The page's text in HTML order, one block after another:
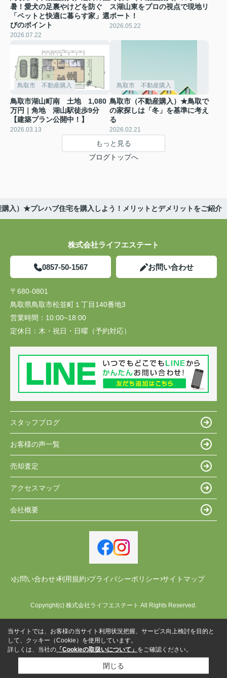
暑！愛犬の足裏やけどを防ぐ
「ペットと快適に暮らす家」選
びのポイント
2026.07.22
ス湖山東をプロの視点で現地リ
ポート！
2026.05.22
鳥取市 不動産購入
鳥取市湖山町南 土地 1,080
万円｜角地 湖山駅徒歩9分
【建築プラン公開中！】
2026.03.13
鳥取市 不動産購入
鳥取市（不動産購入）★鳥取で
の家探しは「冬」を基準に考え
る
2026.02.21
もっと見る
ブログトップへ
購入）★プレハブ住宅を購入しよう！メリットとデメリットをご紹介
株式会社ライフエステート
0857-50-1567 お問い合わせ
〒680-0801
鳥取県鳥取市松並町１丁目140番地3
営業時間： 10:00~18:00
定休日： 木・祝日・日曜（予約対応）
スタッフブログ
お客様の声一覧
売却査定
アクセスマップ
会社概要
お問い合わせ 利用規約 プライバシーポリシー サイトマップ
Copyright(c) 株式会社ライフエステート All Rights Reserved.
当サイトでは、お客様の当サイト利用状況把握、サービス向上検討を目的と
して、クッキー（Cookie）を使用しています。
詳しくは、当社の 「Cookieの取扱いについて」 をご確認ください。
閉じる